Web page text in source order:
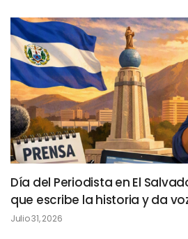
Día del Periodista en El
que escribe la historia y da
Julio 31, 2026